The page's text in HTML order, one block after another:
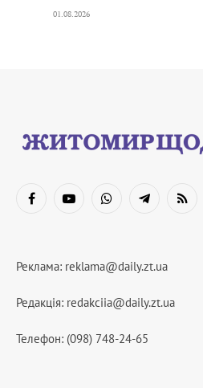
01.08.2026
FacebookYouTubeWhatsAppTelegramRSS
Реклама: reklama@daily.zt.ua
Редакція: redakciia@daily.zt.ua
Телефон: (098) 748-24-65